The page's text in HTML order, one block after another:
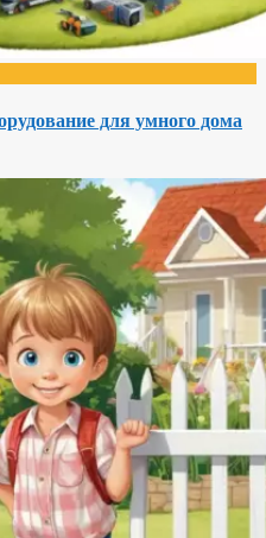
для умного дома